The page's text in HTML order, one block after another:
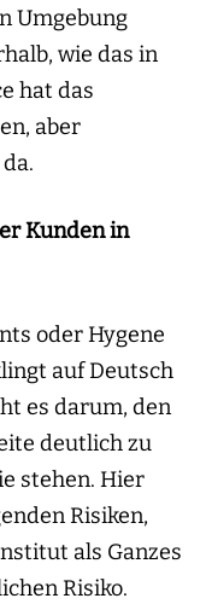
Umgebung
wie das in
hat das
aber
Kunden in
oder Hygene
auf Deutsch
es darum, den
deutlich zu
stehen. Hier
Risiken,
als Ganzes
Risiko.